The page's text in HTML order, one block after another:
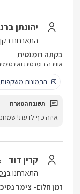
יהונתן
התארחנו ב
בקתה רומנטית
אווירה רומנטית
התמונות
איזה כיף לדעת!
קרין דוד
התארחנו ב
זמן חלום- צימר